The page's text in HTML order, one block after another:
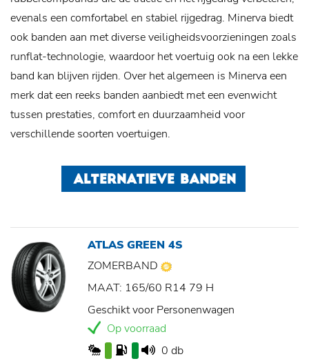
evenals een comfortabel en stabiel rijgedrag. Minerva biedt
ook banden aan met diverse veiligheidsvoorzieningen zoals
runflat-technologie, waardoor het voertuig ook na een lekke
band kan blijven rijden. Over het algemeen is Minerva een
merk dat een reeks banden aanbiedt met een evenwicht
tussen prestaties, comfort en duurzaamheid voor
verschillende soorten voertuigen.
ALTERNATIEVE BANDEN
ATLAS GREEN 4S
ZOMERBAND
MAAT: 165/60 R14 79 H
Geschikt voor Personenwagen
Op voorraad
0 db